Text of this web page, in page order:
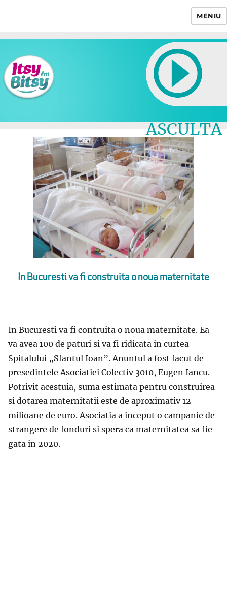
MENIU
ASCULTA
LIVE
In Bucuresti va fi construita o noua maternitate
In Bucuresti va fi contruita o noua maternitate. Ea
va avea 100 de paturi si va fi ridicata in curtea
Spitalului „Sfantul Ioan”. Anuntul a fost facut de
presedintele Asociatiei Colectiv 3010, Eugen Iancu.
Potrivit acestuia, suma estimata pentru construirea
si dotarea maternitatii este de aproximativ 12
milioane de euro. Asociatia a inceput o campanie de
strangere de fonduri si spera ca maternitatea sa fie
gata in 2020.